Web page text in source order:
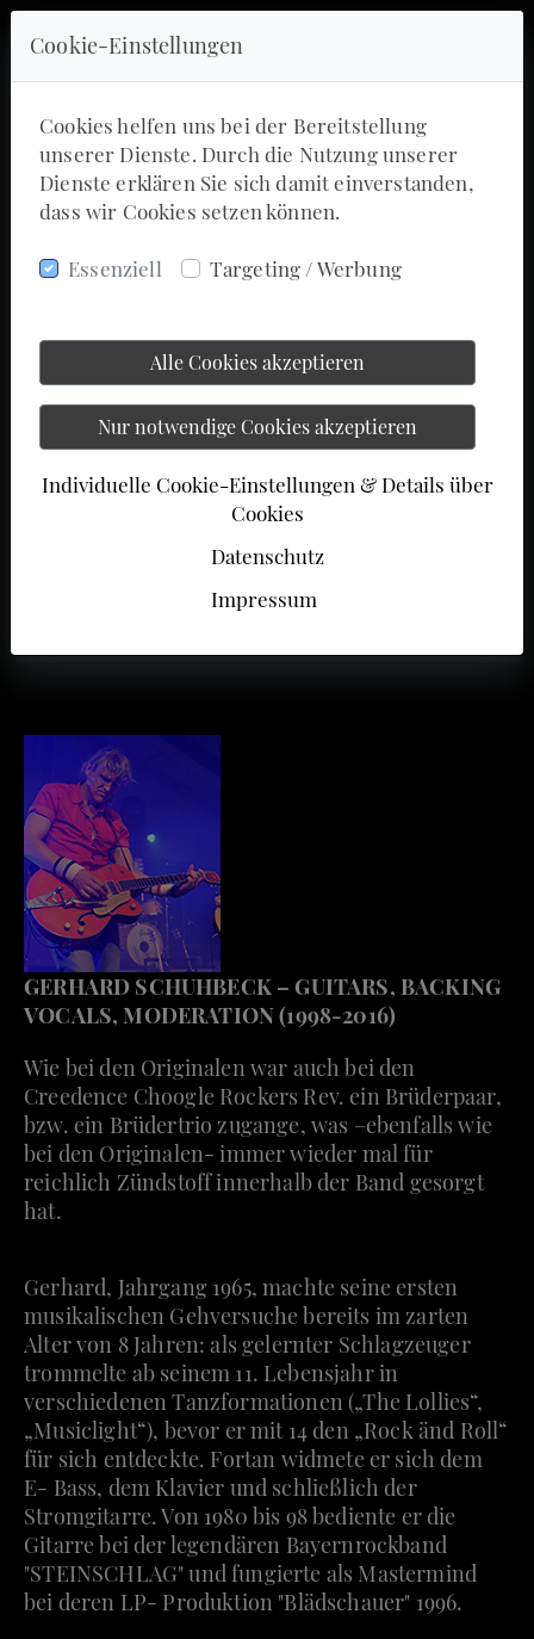
GERHARD SCHUHBECK – GUITARS, BACKING
VOCALS, MODERATION (1998-2016)
Wie bei den Originalen war auch bei den
Creedence Choogle Rockers Rev. ein Brüderpaar,
bzw. ein Brüdertrio zugange, was –ebenfalls wie
bei den Originalen- immer wieder mal für
reichlich Zündstoff innerhalb der Band gesorgt
hat.
Gerhard, Jahrgang 1965, machte seine ersten
musikalischen Gehversuche bereits im zarten
Alter von 8 Jahren: als gelernter Schlagzeuger
trommelte ab seinem 11. Lebensjahr in
verschiedenen Tanzformationen („The Lollies“,
„Musiclight“), bevor er mit 14 den „Rock änd Roll“
für sich entdeckte. Fortan widmete er sich dem
E- Bass, dem Klavier und schließlich der
Stromgitarre. Von 1980 bis 98 bediente er die
Gitarre bei der legendären Bayernrockband
"STEINSCHLAG" und fungierte als Mastermind
bei deren LP- Produktion "Blädschauer" 1996.
Cookie-Einstellungen
Cookies helfen uns bei der Bereitstellung
unserer Dienste. Durch die Nutzung unserer
Dienste erklären Sie sich damit einverstanden,
dass wir Cookies setzen können.
Essenziell Targeting / Werbung
Alle Cookies akzeptieren
Nur notwendige Cookies akzeptieren
Individuelle Cookie-Einstellungen & Details über
Cookies
Datenschutz
Impressum